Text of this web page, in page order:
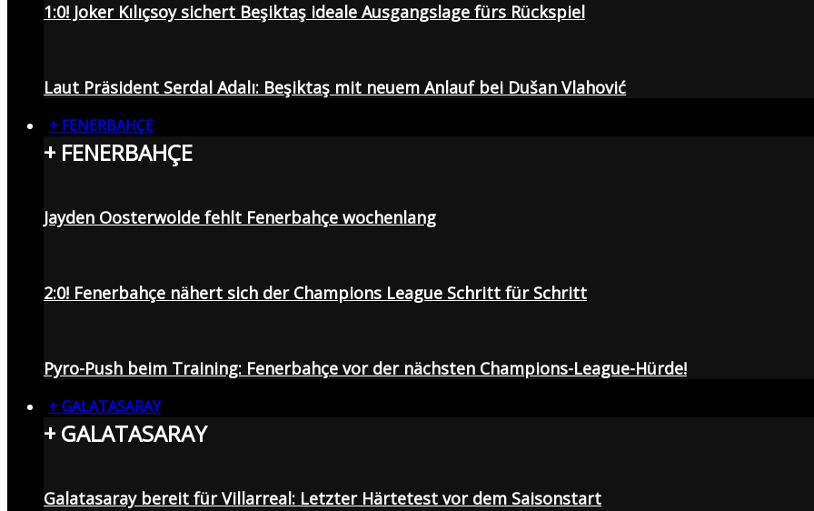
1:0! Joker Kılıçsoy sichert Beşiktaş ideale Ausgangslage fürs Rückspiel
Laut Präsident Serdal Adalı: Beşiktaş mit neuem Anlauf bei Dušan Vlahović
+ FENERBAHÇE
+ FENERBAHÇE
Jayden Oosterwolde fehlt Fenerbahçe wochenlang
2:0! Fenerbahçe nähert sich der Champions League Schritt für Schritt
Pyro-Push beim Training: Fenerbahçe vor der nächsten Champions-League-Hürde!
+ GALATASARAY
+ GALATASARAY
Galatasaray bereit für Villarreal: Letzter Härtetest vor dem Saisonstart